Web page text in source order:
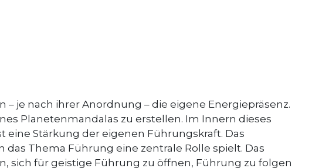
je nach ihrer Anordnung – die eigene Energiepräsenz.
Planetenmandalas zu erstellen. Im Innern dieses
eine Stärkung der eigenen Führungskraft. Das
Thema Führung eine zentrale Rolle spielt. Das
sich für geistige Führung zu öffnen, Führung zu folgen